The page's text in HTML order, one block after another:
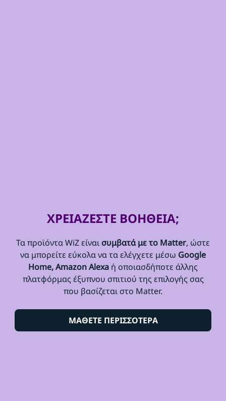
ΧΡΕΙΑΖΕΣΤΕ ΒΟΗΘΕΙΑ;
Τα προϊόντα WiZ είναι συμβατά με το Matter, ώστε
να μπορείτε εύκολα να τα ελέγχετε μέσω Google
Home, Amazon Alexa ή οποιασδήποτε άλλης
πλατφόρμας έξυπνου σπιτιού της επιλογής σας
που βασίζεται στο Matter.
ΜΑΘΕΤΕ ΠΕΡΙΣΣΟΤΕΡΑ